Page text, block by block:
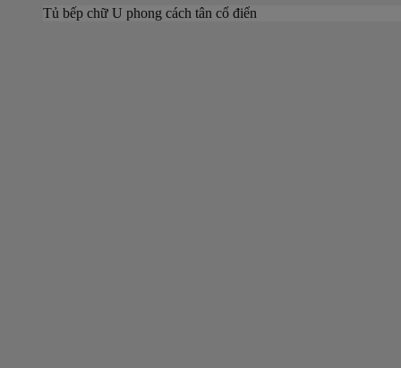
Tủ bếp chữ U phong cách tân cổ điển